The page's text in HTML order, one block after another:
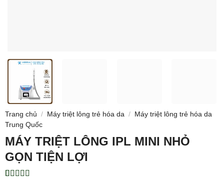
Trang chủ / Máy triệt lông trẻ hóa da /
Máy triệt lông trẻ hóa da
Trung Quốc
MÁY TRIỆT LÔNG IPL MINI NHỎ
GỌN TIỆN LỢI